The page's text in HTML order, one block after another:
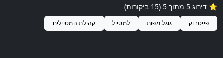
⭐️ דירוג 5 מתוך 5 (15 ביקורות)
פייסבוק גוגל מפות למטייל קהילת המטיילים